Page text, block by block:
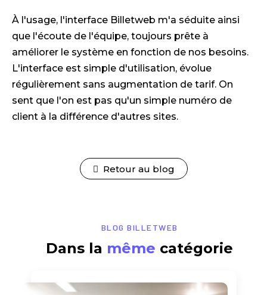
À l'usage, l'interface Billetweb m'a séduite ainsi
que l'écoute de l'équipe, toujours prête à
améliorer le système en fonction de nos besoins.
L'interface est simple d'utilisation, évolue
régulièrement sans augmentation de tarif. On
sent que l'on est pas qu'un simple numéro de
client à la différence d'autres sites.
Retour au blog
BLOG BILLETWEB
Dans la même catégorie